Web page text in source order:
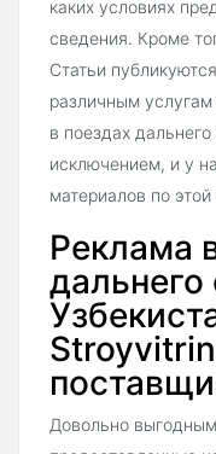
каких условиях
сведения. Кроме
Статьи
различным
в поездах
исключением, и у
материалов по этой
Реклама
дальнего
Довольно